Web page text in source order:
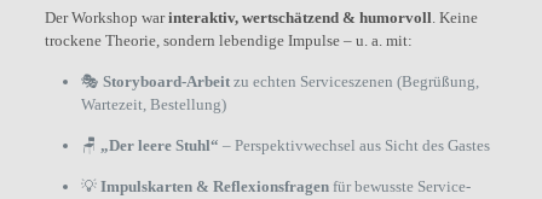
Der Workshop warinteraktiv, wertschätzend & humorvoll. Keine
trockene Theorie, sondern lebendige Impulse – u. a. mit:
🎭 Storyboard-Arbeitzu echten Serviceszenen (Begrüßung,
Wartezeit, Bestellung)
🪑 „Der leere Stuhl“ – Perspektivwechsel aus Sicht des Gastes
💡 Impulskarten & Reflexionsfragenfür bewusste Service-